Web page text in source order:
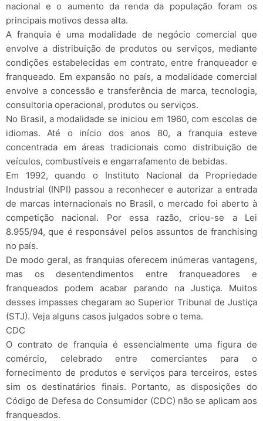
nacional e o aumento da renda da população foram os
principais motivos dessa alta.
A franquia é uma modalidade de negócio comercial que
envolve a distribuição de produtos ou serviços, mediante
condições estabelecidas em contrato, entre franqueador e
franqueado. Em expansão no país, a modalidade comercial
envolve a concessão e transferência de marca, tecnologia,
consultoria operacional, produtos ou serviços.
No Brasil, a modalidade se iniciou em 1960, com escolas de
idiomas. Até o início dos anos 80, a franquia esteve
concentrada em áreas tradicionais como distribuição de
veículos, combustíveis e engarrafamento de bebidas.
Em 1992, quando o Instituto Nacional da Propriedade
Industrial (INPI) passou a reconhecer e autorizar a entrada
de marcas internacionais no Brasil, o mercado foi aberto à
competição nacional. Por essa razão, criou-se a Lei
8.955/94, que é responsável pelos assuntos de franchising
no país.
De modo geral, as franquias oferecem inúmeras vantagens,
mas os desentendimentos entre franqueadores e
franqueados podem acabar parando na Justiça. Muitos
desses impasses chegaram ao Superior Tribunal de Justiça
(STJ). Veja alguns casos julgados sobre o tema.
CDC
O contrato de franquia é essencialmente uma figura de
comércio, celebrado entre comerciantes para o
fornecimento de produtos e serviços para terceiros, estes
sim os destinatários finais. Portanto, as disposições do
Código de Defesa do Consumidor (CDC) não se aplicam aos
franqueados.